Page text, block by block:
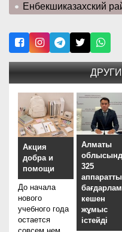
Енбекшиказахский
Акция
добра и
помощи
До начала
нового
учебного года
остается
Алматы
325
кешен
жұмыс
істейді